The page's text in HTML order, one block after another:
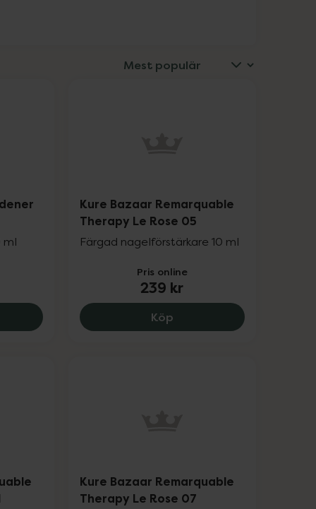
kr.
ml
Bazaar Nail Hardener Beige Nude, 239 kr.
Kure Bazaar Remarquable
Therapy Le Rose 05
Färgad nagelförstärkare 10 ml
Pris online
239 kr
KöpKure Bazaar
Kure Bazaar Remarquable
Therapy Le Rose 07